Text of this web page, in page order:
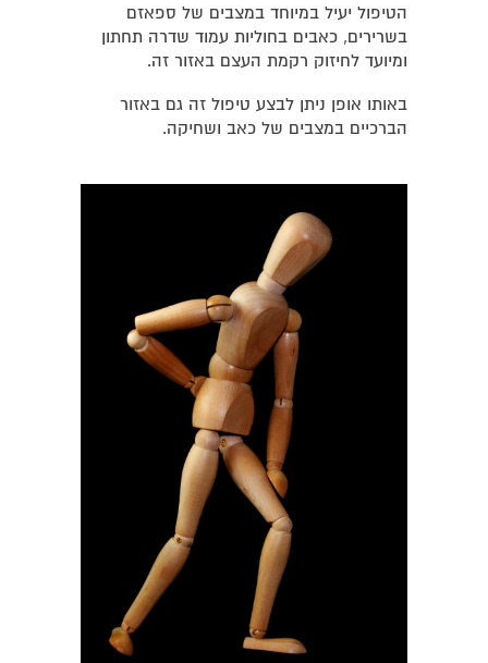
הטיפול יעיל במיוחד במצבים של ספאזם
בשרירים, כאבים בחוליות עמוד שדרה תחתון
ומיועד לחיזוק רקמת העצם באזור זה.
באותו אופן ניתן לבצע טיפול זה גם באזור
הברכיים במצבים של כאב ושחיקה.